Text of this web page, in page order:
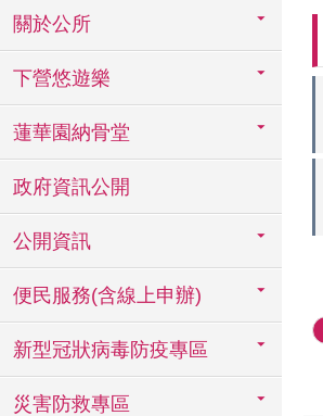
關於公所
下營悠遊樂
蓮華園納骨堂
政府資訊公開
公開資訊
便民服務(含線上申辦)
新型冠狀病毒防疫專區
災害防救專區